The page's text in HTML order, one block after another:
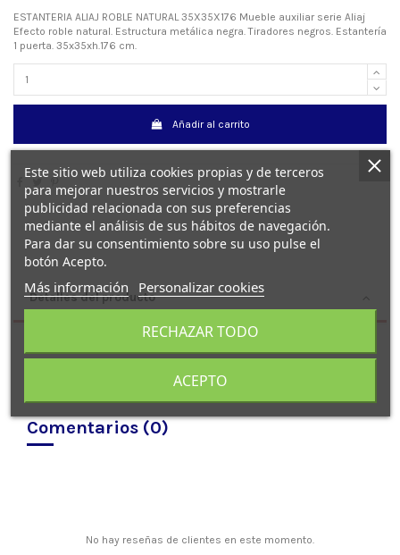
ESTANTERIA ALIAJ ROBLE NATURAL 35X35X176 Mueble auxiliar serie Aliaj
Efecto roble natural. Estructura metálica negra. Tiradores negros. Estantería
1 puerta. 35x35xh.176 cm.
Añadir al carrito
Detalles del producto
Comentarios (0)
No hay reseñas de clientes en este momento.
Este sitio web utiliza cookies propias y de terceros
para mejorar nuestros servicios y mostrarle
publicidad relacionada con sus preferencias
mediante el análisis de sus hábitos de navegación.
Para dar su consentimiento sobre su uso pulse el
botón Acepto.
Más información Personalizar cookies
RECHAZAR TODO
ACEPTO